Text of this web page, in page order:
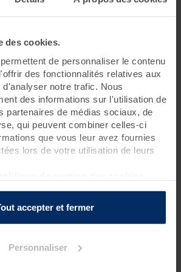
des cookies.
de personnaliser le contenu
des fonctionnalités relatives aux
notre trafic. Nous
des informations sur l'utilisation de
partenaires de médias sociaux, de
qui peuvent combiner celles-ci
que vous leur avez fournies
lors de votre utilisation de leurs
accepter et fermer
Personnaliser
pour prendre goût aux bienfaits de la
qualité grâce aux vertus de la mer.
être encore plus intense, vous avez
pendant toute la journée. Pause
pour une réservation le matin
pour une réservation l’après-midi
de début de votre premier soin, nous
!
soins